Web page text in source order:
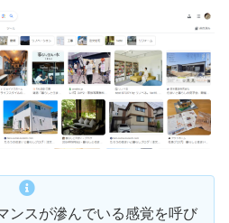
ンスが滲んでいる感覚を呼び